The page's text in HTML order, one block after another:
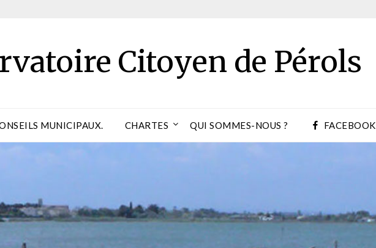
Citoyen de Pérols
MUNICIPAUX. CHARTES QUI SOMMES-NOUS ? FACEBOOK